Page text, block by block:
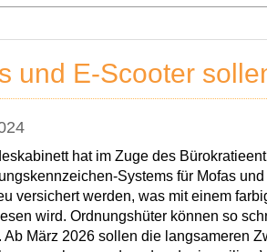
und E-Scooter
hat im Zuge des
Systems für Mofas
versichert werden, was mit einem
wird. Ordnungshüter können so
Ab März 2026 sollen die langsameren